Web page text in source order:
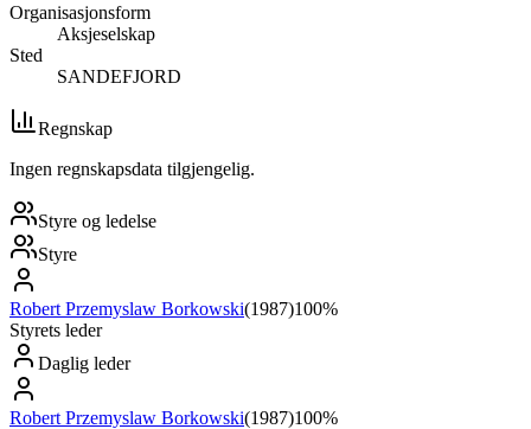
Organisasjonsform
Aksjeselskap
Sted
SANDEFJORD
Regnskap
Ingen regnskapsdata tilgjengelig.
Styre og ledelse
Styre
Robert Przemyslaw Borkowski(1987)100%
Styrets leder
Daglig leder
Robert Przemyslaw Borkowski(1987)100%